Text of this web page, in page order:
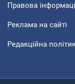
Правова
Реклама на сайті
Редакційна